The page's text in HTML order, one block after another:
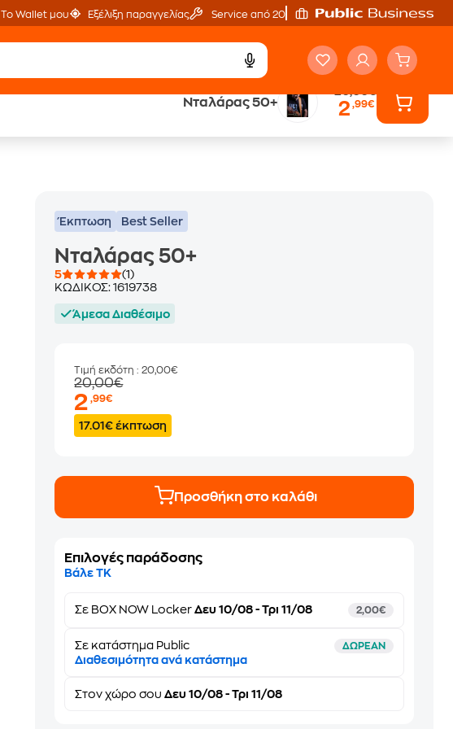
Το Wallet μου Εξέλιξη παραγγελίας Service από 20'
Νταλάρας 50+ 2,99€
Έλα στον κόσμο
Έκπτωση Best Seller
Νταλάρας 50+
5
(1)
ΚΩΔΙΚΟΣ:1619738
Άμεσα Διαθέσιμο
Τιμή εκδότη: 20,00€
20,00€
2,99€
17.01€ έκπτωση
Προσθήκη στο καλάθι
Επιλογές παράδοσης
Βάλε ΤΚ
Σε BOX NOW Locker Δευ 10/08 - Τρι 11/08 2,00€
Σε κατάστημα Public ΔΩΡΕΑΝ
Διαθεσιμότητα ανά κατάστημα
Στονχώρο σου Δευ 10/08 - Τρι 11/08